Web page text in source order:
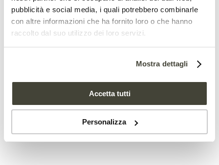
pubblicità e social media, i quali potrebbero combinarle
con altre informazioni che ha fornito loro o che hanno
raccolto dal suo utilizzo dei loro servizi.
Mostra dettagli
Accetta tutti
Personalizza
che combinano colture e allevamento. Un
mixcapace notoriamentedi produrre
ottimi risultati.
Come far rinascere i terreni
semiaridi? Con i fanghi di
depurazione